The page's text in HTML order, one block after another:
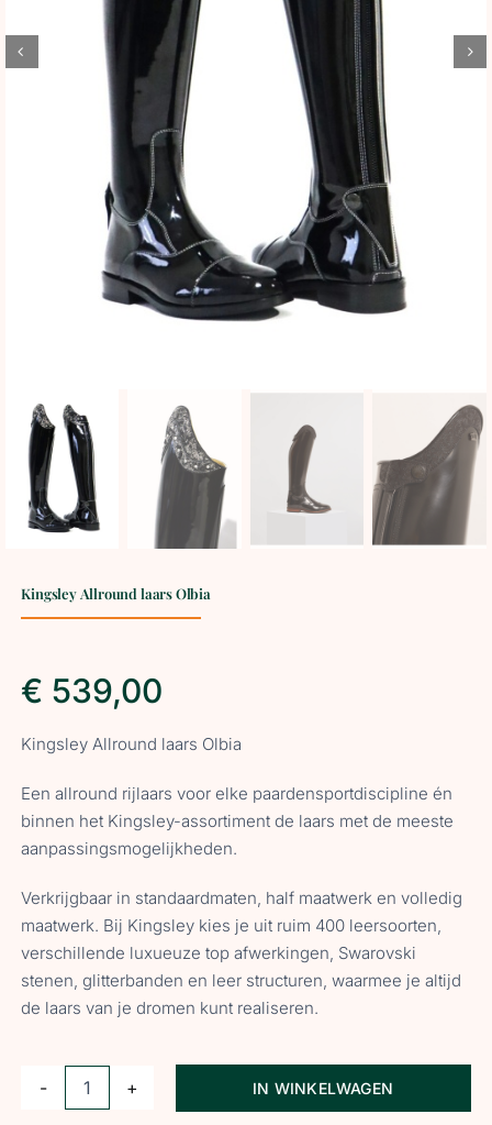
SHOWROOM
WEBSHOP
Kingsley Allround laars Olbia
€ 539,00
Kingsley Allround laars Olbia
Een allround rijlaars voor elke paardensportdiscipline én
binnen het Kingsley-assortiment de laars met de meeste
aanpassingsmogelijkheden.
Verkrijgbaar in standaardmaten, half maatwerk en volledig
maatwerk. Bij Kingsley kies je uit ruim 400 leersoorten,
verschillende luxueuze top afwerkingen, Swarovski
stenen, glitterbanden en leer structuren, waarmee je altijd
de laars van je dromen kunt realiseren.
Kingsley
IN WINKELWAGEN